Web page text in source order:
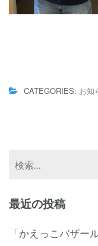
CATEGORIES: お知
最近の投稿
「かえっこバザー